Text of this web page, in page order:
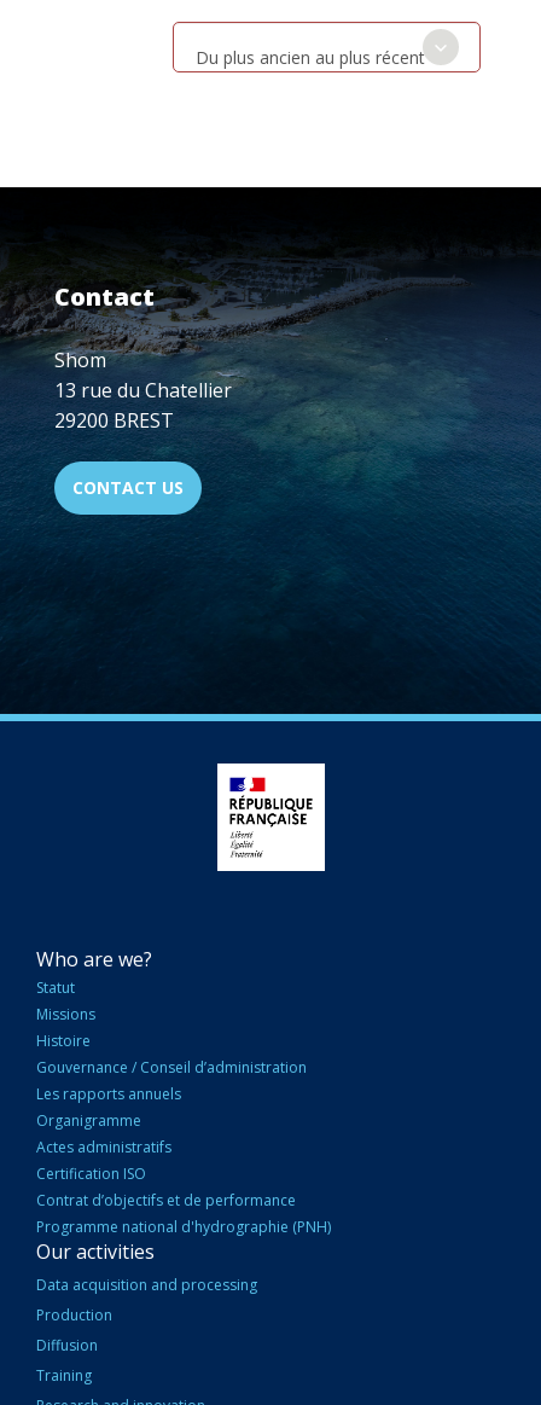
Du plus ancien au plus récent
Contact
Shom
13 rue du Chatellier
29200 BREST
CONTACT US
NAVIGATION
PRINCIPALE
Who are we?
Statut
Missions
Histoire
Gouvernance / Conseil d’administration
Les rapports annuels
Organigramme
Actes administratifs
Certification ISO
Contrat d’objectifs et de performance
Programme national d'hydrographie (PNH)
Our activities
Data acquisition and processing
Production
Diffusion
Training